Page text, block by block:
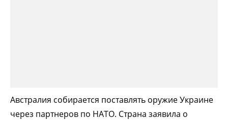
Австралия собирается поставлять оружие Украине
через партнеров по НАТО. Страна заявила о